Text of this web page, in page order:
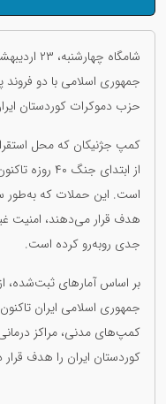
جمهوری اسلامی با دو فروند
حزب دموکرات کوردستان
کمپ جژنیکان که محل
از ابتدای
است. این حملات که به‌طور
هدف قرار می‌دهند، امنیت
جدی روبه‌رو کرده است.
بر اساس آمارهای ثبت‌شده، از
کمپ‌های مدنی، مراکز
کوردستان ایران را هدف